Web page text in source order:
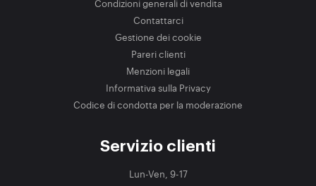
Condizioni generali di vendita
Contattarci
Gestione dei cookie
Pareri clienti
Menzioni legali
Informativa sulla Privacy
Codice di condotta per la moderazione
Servizio clienti
Lun-Ven, 9-17